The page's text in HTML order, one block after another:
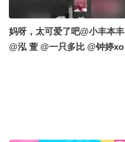
妈呀，太可爱了吧@小丰本丰
@泓 萱 @一只多比 @钟婷xo